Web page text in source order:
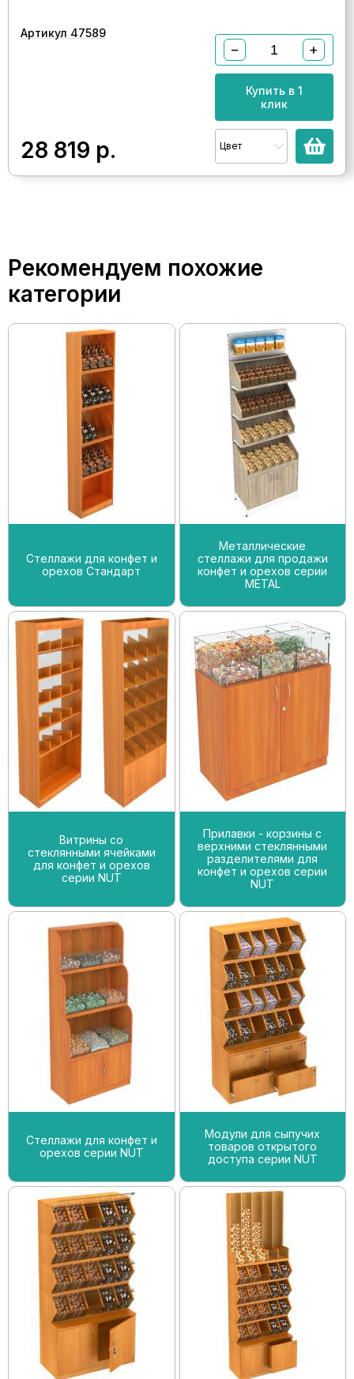
Артикул 47589
28 819 р.
− +
Купить в 1
клик
Цвет
Рекомендуем похожие
категории
Стеллажи для конфет и
орехов Стандарт
Металлические
стеллажи для продажи
конфет и орехов серии
METAL
Витрины со
стеклянными ячейками
для конфет и орехов
серии NUT
Прилавки - корзины с
верхними стеклянными
разделителями для
конфет и орехов серии
NUT
Стеллажи для конфет и
орехов серии NUT
Модули для сыпучих
товаров открытого
доступа серии NUT